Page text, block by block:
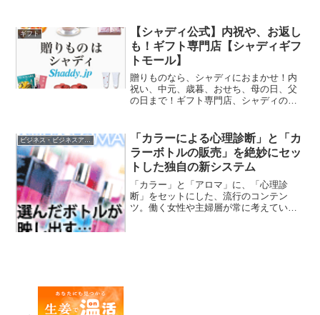
ます。キャンペーンも頻繁に行い、ユー
ザーが欲しい製品をお求めやすい価格で
ご提供できるよう常に探求しています。
今なら初回限定5％OFFクーポンを配布
中。
ギフト
【シャディ公式】内祝や、お返し
も！ギフト専門店【シャディギフ
トモール】
贈りものなら、シャディにおまかせ！内
祝い、中元、歳暮、おせち、母の日、父
の日まで！ギフト専門店、シャディの公
店『シャディ株式会社』の公式通販サイ
トです。様々な用途に対応できる、1万点
以上の商品を揃えています。包装やのし
紙、紙袋、メッセージカードも、無料で
各種豊富にご用意しています。
ビジネス・ビジネスアイテム
「カラーによる心理診断」と「カ
ラーボトルの販売」を絶妙にセッ
トした独自の新システム
「カラー」と「アロマ」に、「心理診
断」をセットにした、流行のコンテン
ツ。働く女性や主婦層が常に考えている